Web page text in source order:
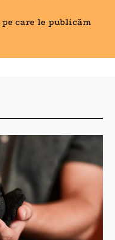
care le publicăm